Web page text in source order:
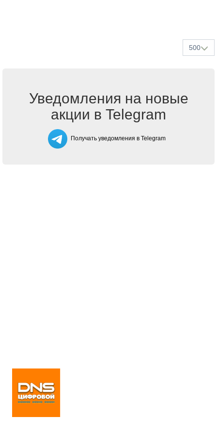
500
Уведомления на новые
акции в Telegram
Получать уведомления в Telegram